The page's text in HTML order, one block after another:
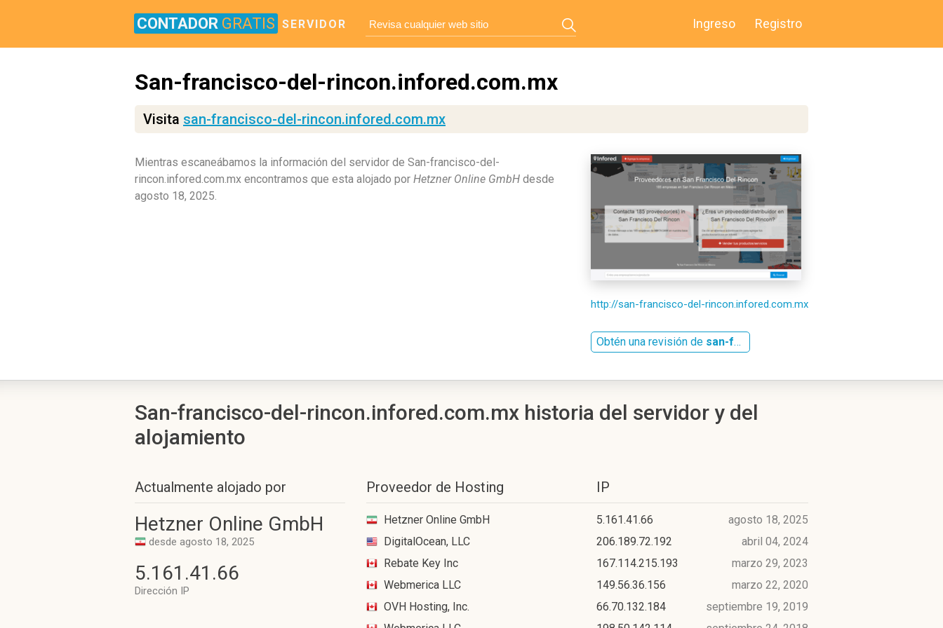
CONTADOR GRATIS SERVIDOR Ingreso Registro
San-francisco-del-rincon.infored.com.mx
Visita san-francisco-del-rincon.infored.com.mx
Mientras escaneábamos la información del servidor de San-francisco-del-
rincon.infored.com.mx encontramos que esta alojado por Hetzner Online GmbH desde
agosto 18, 2025.
http://san-francisco-del-rincon.infored.com.mx
Obtén una revisión de san-francisco-del-rincon.infored.com.mx
San-francisco-del-rincon.infored.com.mx historia del servidor y del
alojamiento
Actualmente alojado por
Hetzner Online GmbH
desde agosto 18, 2025
5.161.41.66
Dirección IP
Proveedor de Hosting IP
Hetzner Online GmbH 5.161.41.66
agosto 18, 2025
DigitalOcean, LLC
206.189.72.192
abril 04, 2024
Rebate Key Inc
167.114.215.193
marzo 29, 2023
Webmerica LLC
149.56.36.156
marzo 22, 2020
OVH Hosting, Inc.
66.70.132.184
septiembre 19, 2019